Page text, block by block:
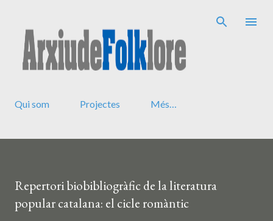
Qui som Projectes Més…
Repertori biobibliogràfic de la literatura
popular catalana: el cicle romàntic